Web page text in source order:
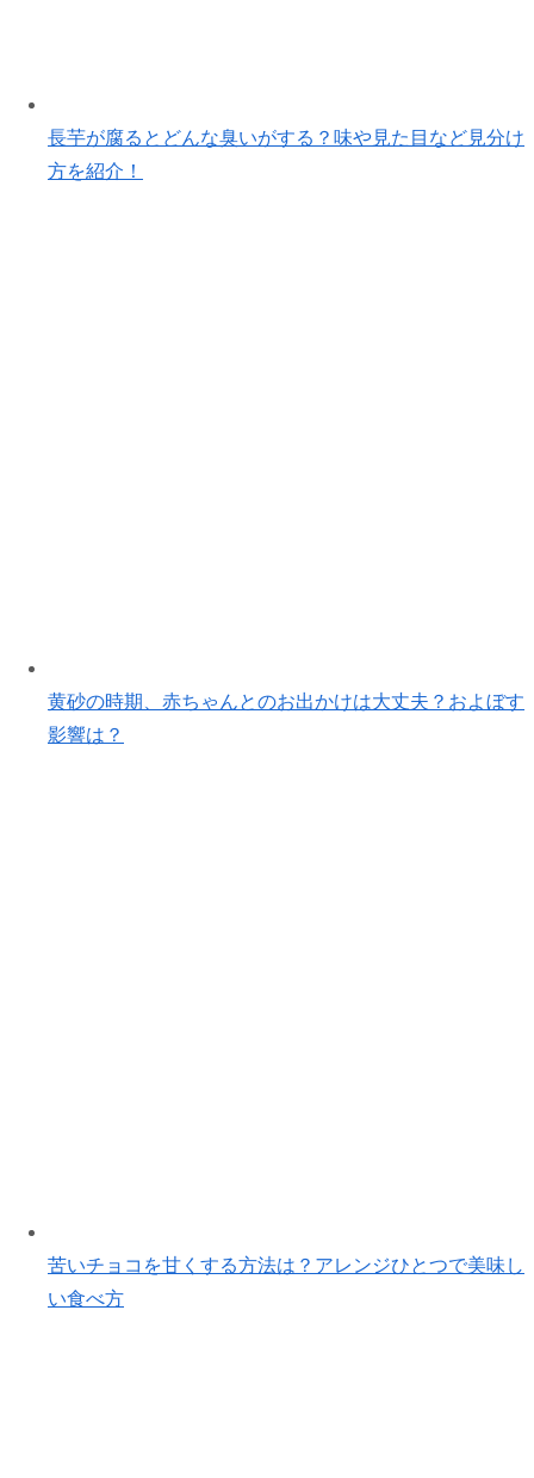
長芋が腐るとどんな臭いがする？味や見た目など見分け
方を紹介！
黄砂の時期、赤ちゃんとのお出かけは大丈夫？およぼす
影響は？
苦いチョコを甘くする方法は？アレンジひとつで美味し
い食べ方